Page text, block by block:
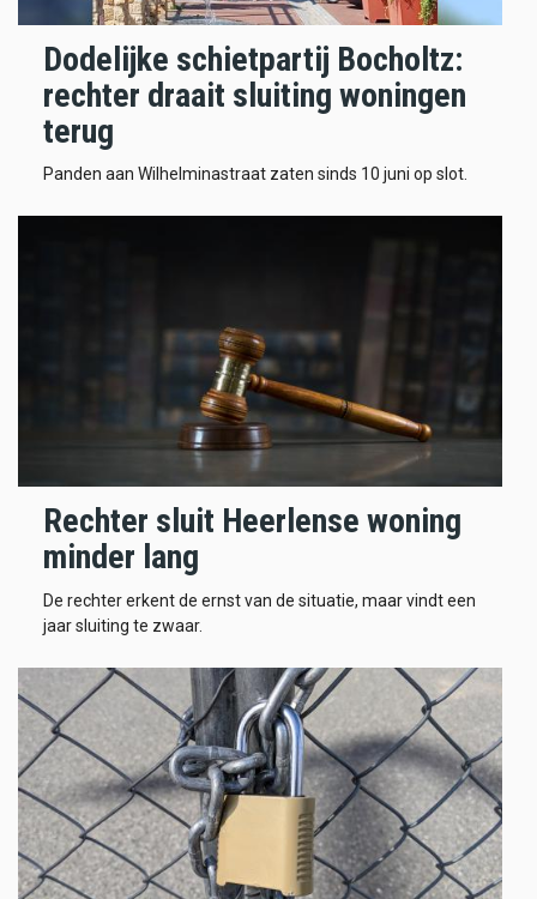
Dodelijke schietpartij Bocholtz:
rechter draait sluiting woningen
terug
Panden aan Wilhelminastraat zaten sinds 10 juni op slot.
Rechter sluit Heerlense woning
minder lang
De rechter erkent de ernst van de situatie, maar vindt een
jaar sluiting te zwaar.